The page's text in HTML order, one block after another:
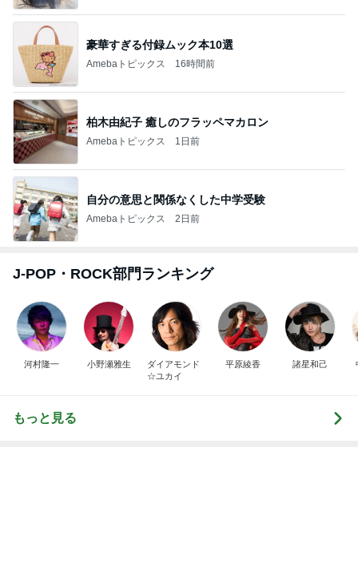
豪華すぎる付録ムック本10選
Amebaトピックス 16時間前
柏木由紀子 癒しのフラッペマカロン
Amebaトピックス 1日前
自分の意思と関係なくした中学受験
Amebaトピックス 2日前
J-POP・ROCK部門ランキング
河村隆一 小野瀬雅生
ダイアモンド
☆ユカイ
平原綾香 諸星和己
もっと見る